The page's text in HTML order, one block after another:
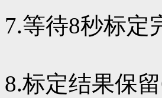
7.等待8秒标
8.标定结果保